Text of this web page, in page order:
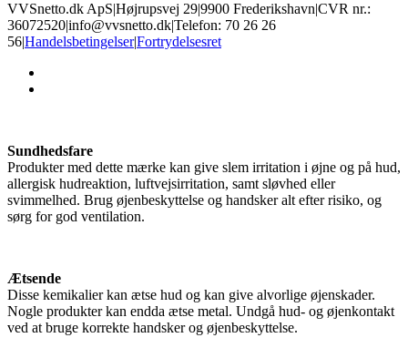
VVSnetto.dk ApS|Højrupsvej 29|9900 Frederikshavn|CVR nr.:
36072520|info@vvsnetto.dk|Telefon: 70 26 26
56|Handelsbetingelser|Fortrydelsesret
Sundhedsfare
Produkter med dette mærke kan give slem irritation i øjne og på hud,
allergisk hudreaktion, luftvejsirritation, samt sløvhed eller
svimmelhed. Brug øjenbeskyttelse og handsker alt efter risiko, og
sørg for god ventilation.
Ætsende
Disse kemikalier kan ætse hud og kan give alvorlige øjenskader.
Nogle produkter kan endda ætse metal. Undgå hud- og øjenkontakt
ved at bruge korrekte handsker og øjenbeskyttelse.